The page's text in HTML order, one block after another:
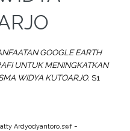
GOOGLE EARTH
UNTUK MENINGKATKAN
WIDYA KUTOARJO. S1
Ardyodyantoro.swf-